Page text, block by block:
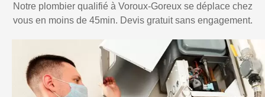
Notre plombier qualifié à Voroux-Goreux se déplace chez
vous en moins de 45min. Devis gratuit sans engagement.